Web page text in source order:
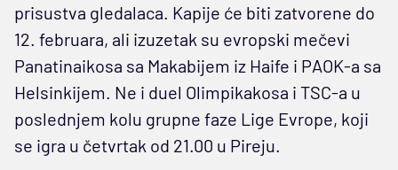
prisustva gledalaca. Kapije će biti zatvorene do
12. februara, ali izuzetak su evropski mečevi
Panatinaikosa sa Makabijem iz Haife i PAOK-a sa
Helsinkijem. Ne i duel Olimpikakosa i TSC-a u
poslednjem kolu grupne faze Lige Evrope, koji
se igra u četvrtak od 21.00 u Pireju.